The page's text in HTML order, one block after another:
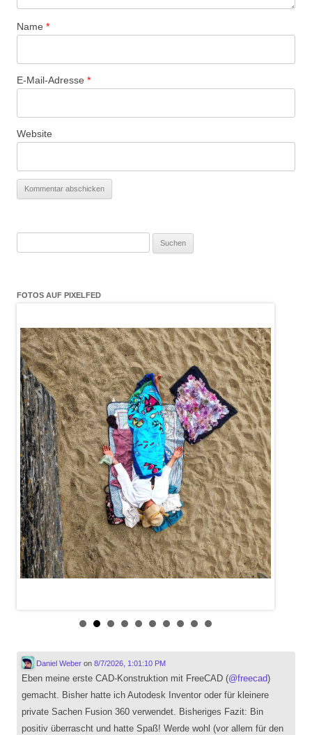
Name *
E-Mail-Adresse *
Website
FOTOS AUF PIXELFED
Daniel Weberon 8/7/2026, 1:01:10 PM
Eben meine erste CAD-Konstruktion mit FreeCAD (@freecad)
gemacht. Bisher hatte ich Autodesk Inventor oder für kleinere
private Sachen Fusion 360 verwendet. Bisheriges Fazit: Bin
positiv überrascht und hatte Spaß! Werde wohl (vor allem für den